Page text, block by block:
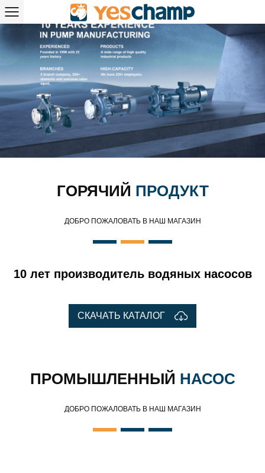
ГОРЯЧИЙ ПРОДУКТ
ДОБРО ПОЖАЛОВАТЬ В НАШ МАГАЗИН
10 лет производитель водяных насосов
СКАЧАТЬ КАТАЛОГ
ПРОМЫШЛЕННЫЙ НАСОС
ДОБРО ПОЖАЛОВАТЬ В НАШ МАГАЗИН